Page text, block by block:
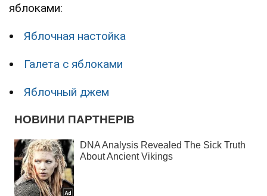
яблоками:
Яблочная настойка
Галета с яблоками
Яблочный джем